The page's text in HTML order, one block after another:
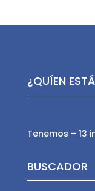
¿QUÍEN
Tenemos – 13
BUSCADOR